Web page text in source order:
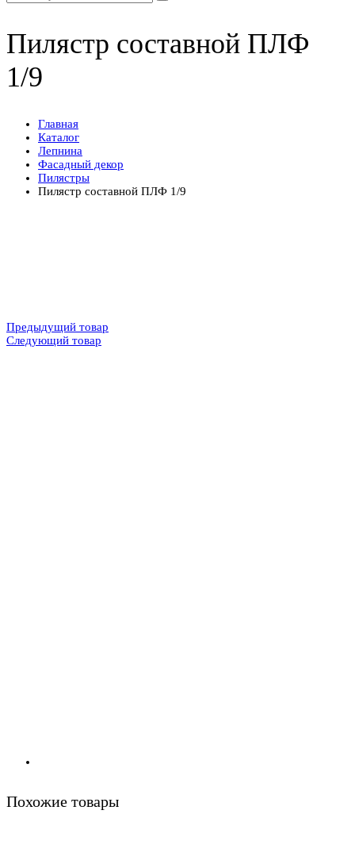
Пилястр составной ПЛФ
1/9
Главная
Каталог
Лепнина
Фасадный декор
Пилястры
Пилястр составной ПЛФ 1/9
Предыдущий товар
Следующий товар
Похожие товары